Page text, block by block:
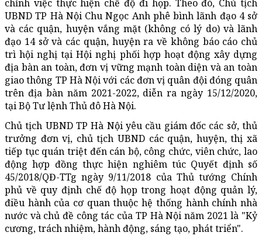
chỉnh việc thực hiện chế độ đi họp. Theo đó, Chủ tịch
UBND TP Hà Nội Chu Ngọc Anh phê bình lãnh đạo 4 sở
và các quận, huyện vắng mặt (không có lý do) và lãnh
đạo 14 sở và các quận, huyện ra về không báo cáo chủ
trì hội nghị tại Hội nghị phối hợp hoạt động xây dựng
địa bàn an toàn, đơn vị vững mạnh toàn diện và an toàn
giao thông TP Hà Nội với các đơn vị quân đội đóng quân
trên địa bàn năm 2021-2022, diễn ra ngày 15/12/2020,
tại Bộ Tư lệnh Thủ đô Hà Nội.
Chủ tịch UBND TP Hà Nội yêu cầu giám đốc các sở, thủ
trưởng đơn vị, chủ tịch UBND các quận, huyện, thị xã
tiếp tục quán triệt đến cán bộ, công chức, viên chức, lao
động hợp đồng thực hiện nghiêm túc Quyết định số
45/2018/QĐ-TTg ngày 9/11/2018 của Thủ tướng Chính
phủ về quy định chế độ họp trong hoạt động quản lý,
điều hành của cơ quan thuộc hệ thống hành chính nhà
nước và chủ đề công tác của TP Hà Nội năm 2021 là "Kỷ
cương, trách nhiệm, hành động, sáng tạo, phát triển".